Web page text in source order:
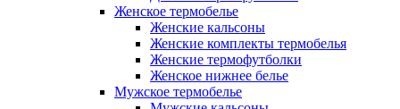
Женское термобелье
Женские кальсоны
Женские комплекты термобелья
Женские термофутболки
Женское нижнее белье
Мужское термобелье